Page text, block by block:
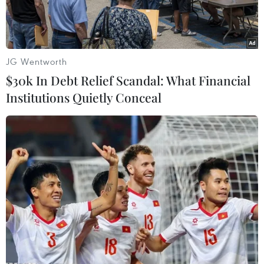
Fukushima số 1.
Nhà máy điện hạt nhân Fukushima của công ty điện lực TEPCO
bị phá hủy sau thảm họa động đất và sóng thần ngày
11/3/2011. (Ảnh: AFP/TTXVN)
JG Wentworth
$30k In Debt Relief Scandal: What Financial
Institutions Quietly Conceal